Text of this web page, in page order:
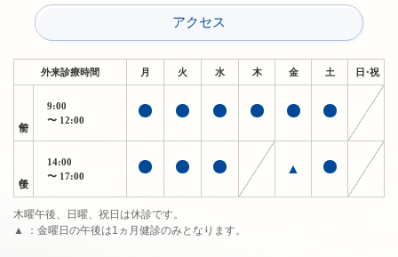
アクセス
外来診療時間 月 火 水 木 金 土 日・祝
9:00
〜 12:00
14:00
〜 17:00
▲
木曜午後、日曜、祝日は休診です。
▲ ：金曜日の午後は1ヵ月健診のみとなります。